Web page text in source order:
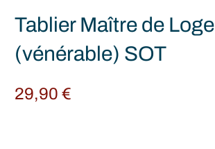
Tablier Maître de Loge
(vénérable) SOT
29,90€